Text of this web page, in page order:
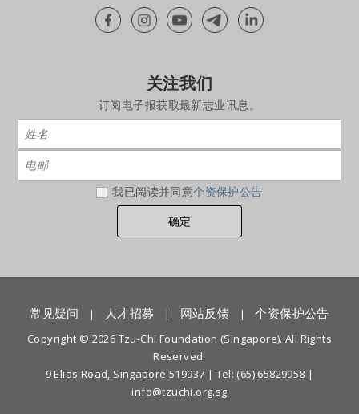
关注我们
订阅电子报获取最新志业讯息。
我已阅读并同意个资保护公告
常见疑问 | 人才招募 | 网站反馈 | 个资保护公告
Copyright © 2026 Tzu-Chi Foundation (Singapore). All Rights
Reserved.
9 Elias Road, Singapore 519937 | Tel: (65) 65829958 |
info@tzuchi.org.sg